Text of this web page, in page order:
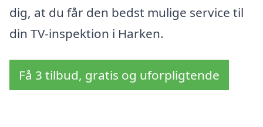
dig, at du får den bedst mulige service til
din TV-inspektion i Harken.
Få 3 tilbud, gratis og uforpligtende